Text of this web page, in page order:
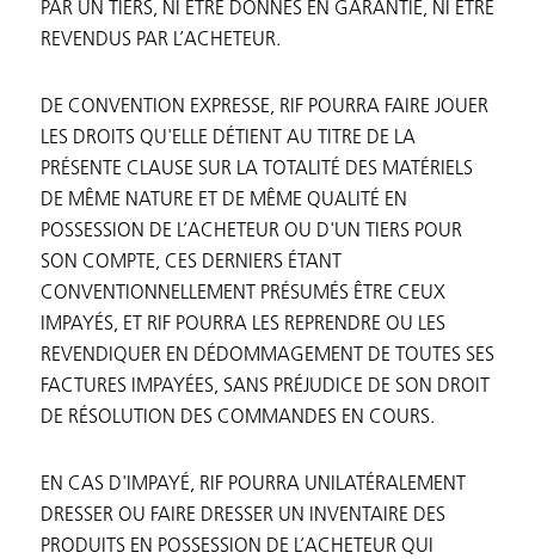
PAR UN TIERS, NI ÊTRE DONNES EN GARANTIE, NI ÊTRE
REVENDUS PAR L’ACHETEUR.
DE CONVENTION EXPRESSE, RIF POURRA FAIRE JOUER
LES DROITS QU'ELLE DÉTIENT AU TITRE DE LA
PRÉSENTE CLAUSE SUR LA TOTALITÉ DES MATÉRIELS
DE MÊME NATURE ET DE MÊME QUALITÉ EN
POSSESSION DE L’ACHETEUR OU D'UN TIERS POUR
SON COMPTE, CES DERNIERS ÉTANT
CONVENTIONNELLEMENT PRÉSUMÉS ÊTRE CEUX
IMPAYÉS, ET RIF POURRA LES REPRENDRE OU LES
REVENDIQUER EN DÉDOMMAGEMENT DE TOUTES SES
FACTURES IMPAYÉES, SANS PRÉJUDICE DE SON DROIT
DE RÉSOLUTION DES COMMANDES EN COURS.
EN CAS D'IMPAYÉ, RIF POURRA UNILATÉRALEMENT
DRESSER OU FAIRE DRESSER UN INVENTAIRE DES
PRODUITS EN POSSESSION DE L’ACHETEUR QUI